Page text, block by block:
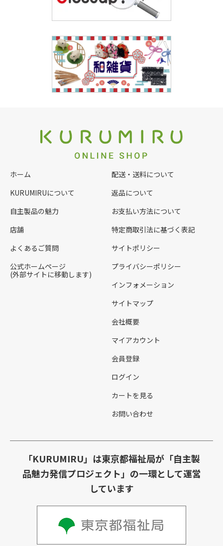
ホーム
KURUMIRUについて
自主製品の魅力
店舗
よくあるご質問
公式ホームページ
(外部サイトに移動します)
配送・送料について
返品について
お支払い方法について
特定商取引法に基づく表記
サイトポリシー
プライバシーポリシー
インフォメーション
サイトマップ
会社概要
マイアカウント
会員登録
ログイン
カートを見る
お問い合わせ
「KURUMIRU」は東京都福祉局が「自主製
品魅力発信プロジェクト」の一環として運営
しています